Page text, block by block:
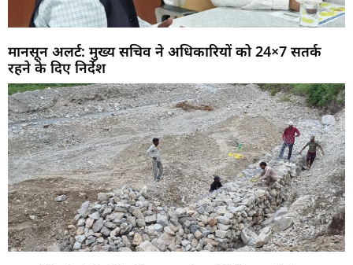
मानसून अलर्ट: मुख्य सचिव ने अधिकारियों को 24×7 सतर्क
रहने के दिए निर्देश